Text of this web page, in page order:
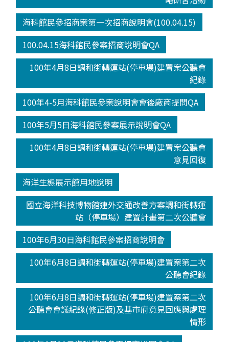
海科館民參招商案第一次招商說明會(100.04.15)
100.04.15海科館民參案招商說明會QA
100年4月8日調和街轉運站(停車場)建置案公聽會
紀錄
100年4-5月海科館民參案說明會會後廠商提問QA
100年5月5日海科館民參案展示說明會QA
100年4月8日調和街轉運站(停車場)建置案公聽會
意見回復
海洋生態展示館用地說明
國立海洋科技博物館連外交通改善方案調和街轉運
站（停車場）建置計畫第二次公聽會
100年6月30日海科館民參案招商說明會
100年6月8日調和街轉運站(停車場)建置案第二次
公聽會紀錄
100年6月8日調和街轉運站(停車場)建置案第二次
公聽會會議紀錄(修正版)及基市府意見回應與處理
情形